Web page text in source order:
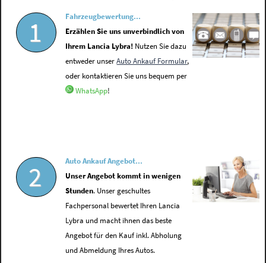
1
Fahrzeugbewertung...
Erzählen Sie uns unverbindlich von
Ihrem Lancia Lybra! Nutzen Sie dazu
entweder unserAuto Ankauf Formular,
oder kontaktieren Sie uns bequem per
WhatsApp!
2
Auto Ankauf Angebot...
Unser Angebot kommt in wenigen
Stunden. Unser geschultes
Fachpersonal bewertet Ihren Lancia
Lybra und macht ihnen das beste
Angebot für den Kauf inkl. Abholung
und Abmeldung Ihres Autos.